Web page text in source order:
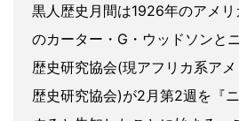
黒人歴史月間は1926年のアメ
のカーター・G・ウッドソンと
歴史研究協会(現アフリカ系ア
歴史研究協会)が2月第2週を『